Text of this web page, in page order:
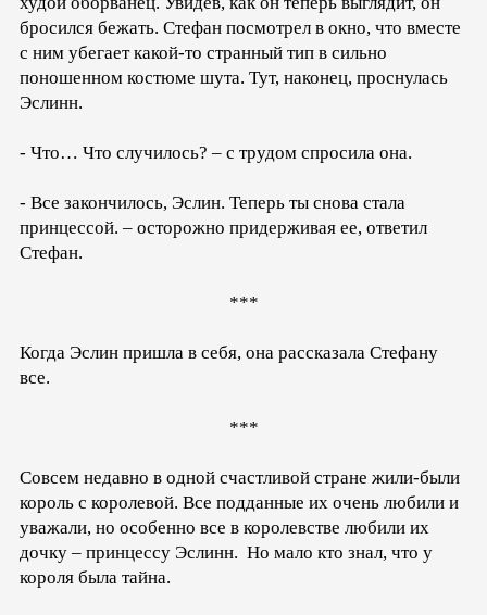
бросился бежать. Стефан посмотрел в окно, что вместе
с ним убегает какой-то странный тип в сильно
поношенном костюме шута. Тут, наконец, проснулась
Эслинн.
- Что… Что случилось? – с трудом спросила она.
- Все закончилось, Эслин. Теперь ты снова стала
принцессой. – осторожно придерживая ее, ответил
Стефан.
***
Когда Эслин пришла в себя, она рассказала Стефану
все.
***
Совсем недавно в одной счастливой стране жили-были
король с королевой. Все подданные их очень любили и
уважали, но особенно все в королевстве любили их
дочку – принцессу Эслинн. Но мало кто знал, что у
короля была тайна.